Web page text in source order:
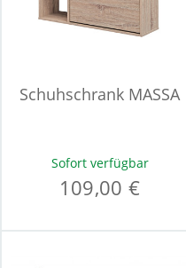
Schuhschrank MASSA
Sofort verfügbar
109,00 €